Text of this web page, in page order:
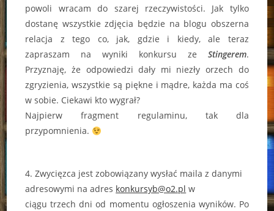
powoli wracam do szarej rzeczywistości. Jak tylko
dostanę wszystkie zdjęcia będzie na blogu obszerna
relacja z tego co, jak, gdzie i kiedy, ale teraz
zapraszam na wyniki konkursu ze Stingerem.
Przyznaję, że odpowiedzi dały mi niezły orzech do
zgryzienia, wszystkie są piękne i mądre, każda ma coś
w sobie. Ciekawi kto wygrał?
Najpierw fragment regulaminu, tak dla
przypomnienia.
4. Zwycięzca jest zobowiązany wysłać maila z danymi
adresowymi na adres konkursyb@o2.pl w
ciągu trzech dni od momentu ogłoszenia wyników. Po